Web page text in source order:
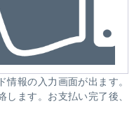
報の入力画面が出ます。
ます。お支払い完了後、